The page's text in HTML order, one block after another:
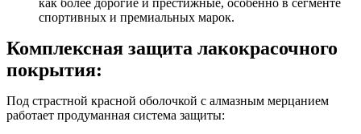
спортивных и премиальных марок.
Комплексная защита лакокрасочного
покрытия:
Под страстной красной оболочкой с алмазным мерцанием
работает продуманная система защиты: